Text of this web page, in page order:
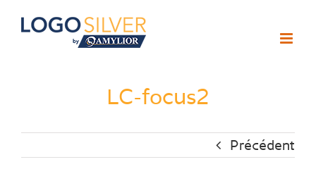
Passer
LC-focus2
Précédent